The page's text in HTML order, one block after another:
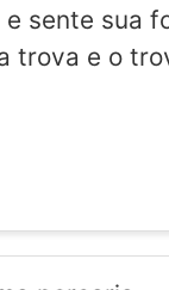
sente sua
trova e o